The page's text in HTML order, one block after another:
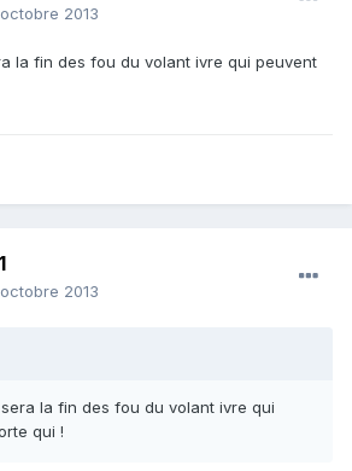
2013
la fin des fou du volant ivre qui peuvent
2013
la fin des fou du volant ivre qui
qui !